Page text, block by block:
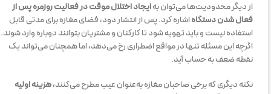
از دیگر محدودیت‌ها می‌توان بهایجاد اختلال موقت در فعالیت روزمره پس از
فعال شدن دستگاهاشاره کرد. پس از انتشار دود، فضای مغازه برای مدتی قابل
استفاده نیست و باید تهویه شود تا کارکنان و مشتریان بتوانند دوباره وارد شوند.
اگرچه این مسئله تنها در مواقع اضطراری رخ می‌دهد، اما همچنان می‌تواند یک
نقطه ضعف به حساب آید.
نکته دیگری که برخی صاحبان مغازه به‌عنوان عیب مطرح می‌کنند،هزینه اولیه